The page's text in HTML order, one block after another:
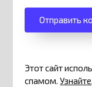
Этот сайт
спамом.